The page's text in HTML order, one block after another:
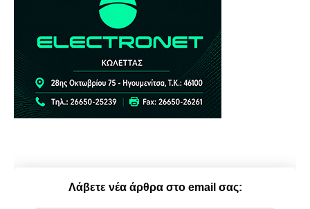
Λάβετε νέα άρθρα στο email σας: